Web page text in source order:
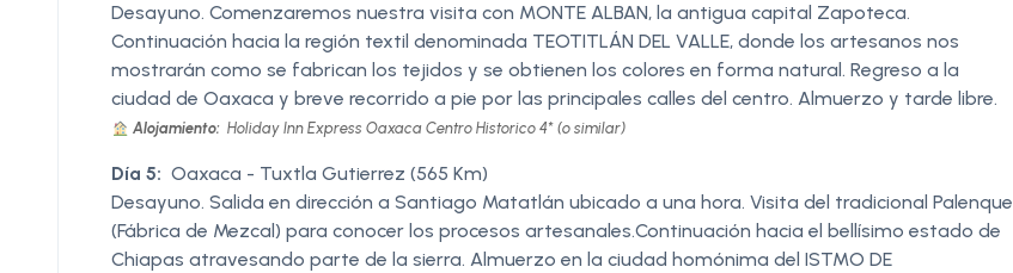
Desayuno. Comenzaremos nuestra visita con MONTE ALBAN, la antigua capital Zapoteca.
Continuación hacia la región textil denominada TEOTITLÁN DEL VALLE, donde los artesanos nos
mostrarán como se fabrican los tejidos y se obtienen los colores en forma natural. Regreso a la
ciudad de Oaxaca y breve recorrido a pie por las principales calles del centro. Almuerzo y tarde libre.
Alojamiento: Holiday Inn Express Oaxaca Centro Historico 4* (o similar)
Día 5: Oaxaca - Tuxtla Gutierrez (565 Km)
Desayuno. Salida en dirección a Santiago Matatlán ubicado a una hora. Visita del tradicional Palenque
(Fábrica de Mezcal) para conocer los procesos artesanales.Continuación hacia el bellísimo estado de
Chiapas atravesando parte de la sierra. Almuerzo en la ciudad homónima del ISTMO DE